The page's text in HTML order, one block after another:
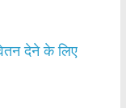
देने के लिए